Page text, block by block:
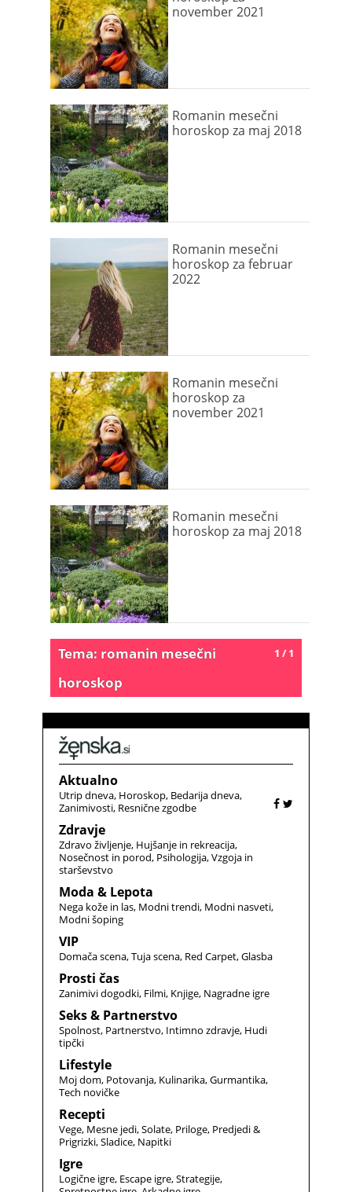
november 2021
Romanin mesečni
horoskop za maj 2018
Romanin mesečni
horoskop za februar
2022
Romanin mesečni
horoskop za
november 2021
Romanin mesečni
horoskop za maj 2018
1 / 1
Tema: romanin mesečni
horoskop
Aktualno
Utrip dneva Horoskop Bedarija dneva
Zanimivosti Resnične zgodbe
Zdravje
Zdravo življenje Hujšanje in rekreacija
Nosečnost in porod Psihologija Vzgoja in
starševstvo
Moda & Lepota
Nega kože in las Modni trendi Modni nasveti
Modni šoping
VIP
Domača scena Tuja scena Red Carpet Glasba
Prosti čas
Zanimivi dogodki Filmi Knjige Nagradne igre
Seks & Partnerstvo
Spolnost Partnerstvo Intimno zdravje Hudi
tipčki
Lifestyle
Moj dom Potovanja Kulinarika Gurmantika
Tech novičke
Recepti
Vege Mesne jedi Solate Priloge Predjedi &
Prigrizki Sladice Napitki
Igre
Logične igre Escape igre Strategije